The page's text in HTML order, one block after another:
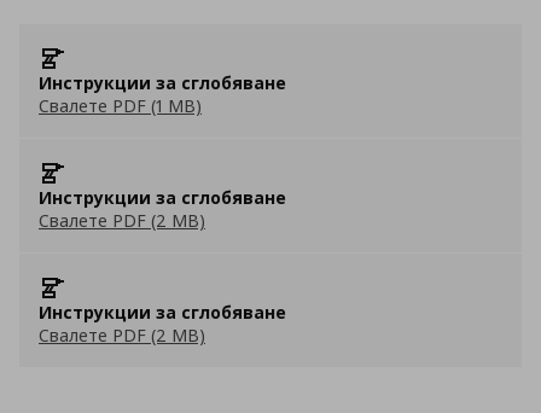
Инструкции за сглобяване
Свалете PDF (1 MB)
Инструкции за сглобяване
Свалете PDF (2 MB)
Инструкции за сглобяване
Свалете PDF (2 MB)